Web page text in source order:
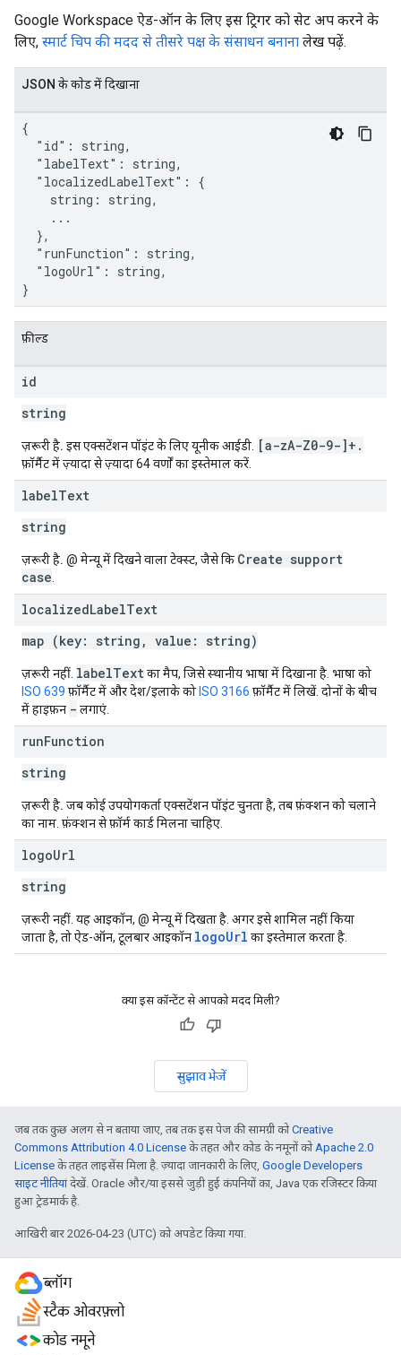
Google Workspace ऐड-ऑन के लिए इस ट्रिगर को सेट अप करने के
लिए, स्मार्ट चिप की मदद से तीसरे पक्ष के संसाधन बनाना लेख पढ़ें.
JSON के काेड में दिखाना
{
  "id": string,
  "labelText": string,
  "localizedLabelText": {
    string: string,
    ...
  },
  "runFunction": string,
  "logoUrl": string,
}
फ़ील्ड
id
string
ज़रूरी है. इस एक्सटेंशन पॉइंट के लिए यूनीक आईडी. [a-zA-Z0-9-]+ .
फ़ॉर्मैट में ज़्यादा से ज़्यादा 64 वर्णों का इस्तेमाल करें.
labelText
string
ज़रूरी है. @ मेन्यू में दिखने वाला टेक्स्ट, जैसे कि Create support
case
localizedLabelText
map (key: string, value: string)
ज़रूरी नहीं. labelTextका मैप, जिसे स्थानीय भाषा में दिखाना है. भाषा को
ISO 639 फ़ॉर्मैट में और देश/इलाके को ISO 3166 फ़ॉर्मैट में लिखें. दोनों के बीच
में हाइफ़न - लगाएं.
runFunction
string
ज़रूरी है. जब कोई उपयोगकर्ता एक्सटेंशन पॉइंट चुनता है, तब फ़ंक्शन को चलाने
का नाम. फ़ंक्शन से फ़ॉर्म कार्ड मिलना चाहिए.
logoUrl
string
ज़रूरी नहीं. यह आइकॉन, @ मेन्यू में दिखता है. अगर इसे शामिल नहीं किया
जाता है, तो ऐड-ऑन, टूलबार आइकॉन logoUrl का इस्तेमाल करता है.
क्या इस कॉन्टेंट से आपको मदद मिली?
सुझाव भेजें
जब तक कुछ अलग से न बताया जाए, तब तक इस पेज की सामग्री कोCreative
Commons Attribution 4.0 License के तहत और कोड के नमूनों कोApache 2.0
License के तहत लाइसेंस मिला है. ज़्यादा जानकारी के लिए, Google Developers
साइट नीतियांदेखें. Oracle और/या इससे जुड़ी हुई कंपनियों का, Java एक रजिस्टर किया
हुआ ट्रेडमार्क है.
आखिरी बार 2026-04-23 (UTC) को अपडेट किया गया.
ब्लॉग
स्टैक ओवरफ़्लो
कोड नमूने